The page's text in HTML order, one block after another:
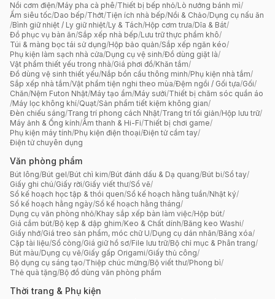
Nồi cơm điện/Máy pha cà phê/Thiết bị bếp nhỏ/Lò nướng bánh mì/
Ấm siêu tốc/Dao bếp/Thớt/Tiện ích nhà bếp/Nồi & Chảo/Dụng cụ nấu ăn
/Bình giữ nhiệt / Ly giữ nhiệt/Ly & Tách/Hộp cơm trưa/Dĩa & Bát/
Đồ phục vụ bàn ăn/Sắp xếp nhà bếp/Lưu trữ thực phẩm khô/
Túi & màng bọc tái sử dụng/Hộp bảo quản/Sắp xếp ngăn kéo/
Phụ kiện làm sạch nhà cửa/Dụng cụ vệ sinh/Đồ dùng giặt là/
Vật phẩm thiết yếu trong nhà/Giá phơi đồ/Khăn tắm/
Đồ dùng vệ sinh thiết yếu/Nắp bồn cầu thông minh/Phụ kiện nhà tắm/
Sắp xếp nhà tắm/Vật phẩm tiện nghi theo mùa/Đệm ngồi / Gối tựa/Gối/
Chăn/Nệm Futon Nhật/Máy tạo ẩm/Máy sưởi/Thiết bị chăm sóc quần áo
/Máy lọc không khí/Quạt/Sản phẩm tiết kiệm không gian/
Đèn chiếu sáng/Trang trí phong cách Nhật/Trang trí tối giản/Hộp lưu trữ/
Máy ảnh & Ống kính/Âm thanh & Hi-Fi/Thiết bị chơi game/
Phụ kiện máy tính/Phụ kiện điện thoại/Điện tử cầm tay/
Điện tử chuyên dụng
Văn phòng phẩm
Bút lông/Bút gel/Bút chì kim/Bút đánh dấu & Dạ quang/Bút bi/Sổ tay/
Giấy ghi chú/Giấy rời/Giấy viết thư/Sổ vẽ/
Sổ kế hoạch học tập & thói quen/Sổ kế hoạch hằng tuần/Nhật ký/
Sổ kế hoạch hằng ngày/Sổ kế hoạch hằng tháng/
Dụng cụ văn phòng nhỏ/Khay sắp xếp bàn làm việc/Hộp bút/
Giá cắm bút/Bộ kẹp & dập ghim/Keo & Chất dính/Băng keo Washi/
Giấy nhớ/Giá treo sản phẩm, móc chữ U/Dụng cụ dán nhãn/Băng xóa/
Cặp tài liệu/Sổ còng/Giá giữ hồ sơ/File lưu trữ/Bộ chỉ mục & Phân trang/
Bút màu/Dụng cụ vẽ/Giấy gấp Origami/Giấy thủ công/
Bộ dụng cụ sáng tạo/Thiệp chúc mừng/Bộ viết thư/Phong bì/
Thẻ quà tặng/Bộ đồ dùng văn phòng phẩm
Thời trang & Phụ kiện